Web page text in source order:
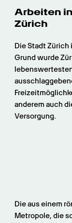
Arbeiten
Zürich
Die Stadt
Grund wurde
anderem auch
Versorgung.
Die aus einem
Metropole, die